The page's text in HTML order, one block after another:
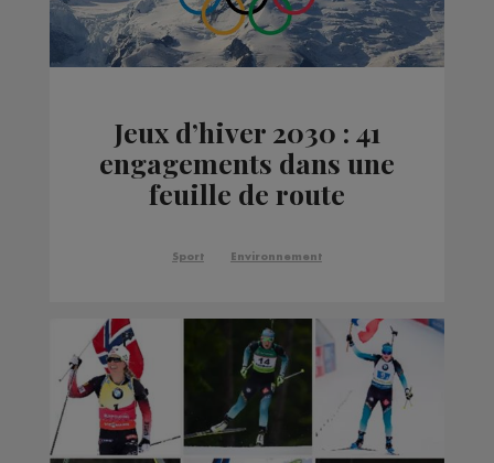
Jeux d’hiver 2030 : 41
engagements dans une
feuille de route
Sport Environnement